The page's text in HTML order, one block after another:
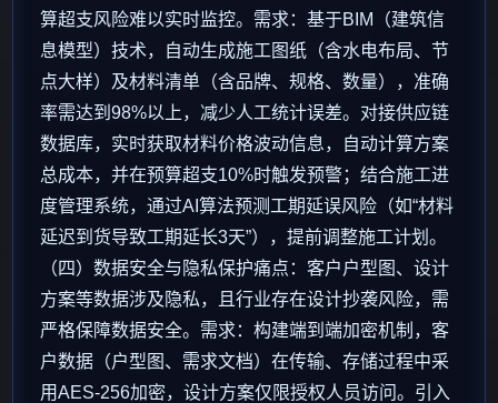
算超支风险难以实时监控。需求：基于BIM（建筑信
息模型）技术，自动生成施工图纸（含水电布局、节
点大样）及材料清单（含品牌、规格、数量），准确
率需达到98%以上，减少人工统计误差。对接供应链
数据库，实时获取材料价格波动信息，自动计算方案
总成本，并在预算超支10%时触发预警；结合施工进
度管理系统，通过AI算法预测工期延误风险（如“材料
延迟到货导致工期延长3天”），提前调整施工计划。
（四）数据安全与隐私保护痛点：客户户型图、设计
方案等数据涉及隐私，且行业存在设计抄袭风险，需
严格保障数据安全。需求：构建端到端加密机制，客
户数据（户型图、需求文档）在传输、存储过程中采
用AES-256加密，设计方案仅限授权人员访问。引入